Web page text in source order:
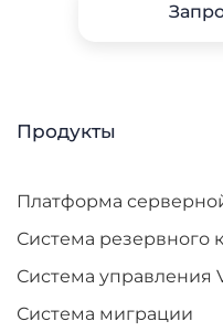
Продукты
Платформа
Система резервного
Система управления
Система миграции